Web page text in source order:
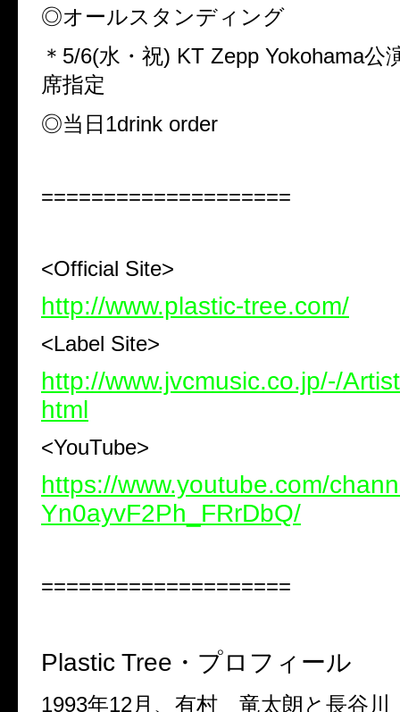
◎オールスタンディング
＊ 5/6(水・祝) KT Zepp Yokohama公
席指定
◎当日1drink order
====================
<Official Site>
http://www.plastic-tree.com/
<Label Site>
http://www.jvcmusic.co.jp/-/
html
<YouTube>
https://www.youtube.com/
Yn0ayvF2Ph_FRrDbQ/
====================
Plastic Tree ・プロフィール
1993年12月、有村 竜太朗と長谷